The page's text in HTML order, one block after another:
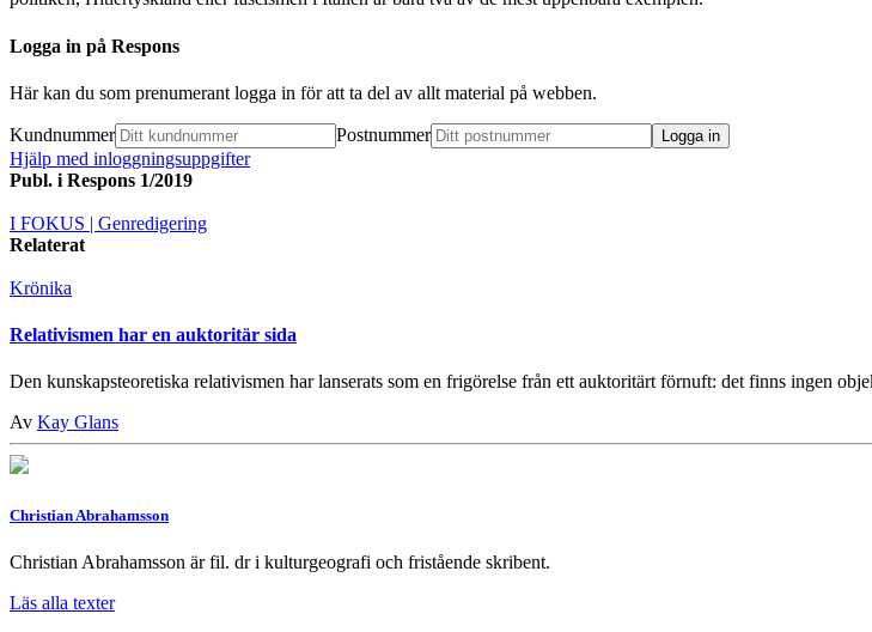
Logga in på Respons
Här kan du som prenumerant logga in för att ta del av allt material på webben.
Kundnummer
Postnummer
Hjälp med inloggningsuppgifter
Publ. i Respons 1/2019
I FOKUS | Genredigering
Relaterat
Krönika
Relativismen har en auktoritär sida
Den kunskapsteoretiska relativismen har lanserats som en frigörelse från ett auktoritärt förnuft: det finns ingen
Av Kay Glans
Christian Abrahamsson
Christian Abrahamsson är fil. dr i kulturgeografi och fristående skribent.
Läs alla texter